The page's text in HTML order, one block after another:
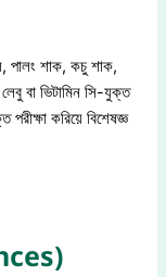
পালং শাক, কচু শাক,
বা ভিটামিন সি-যুক্ত
করিয়ে বিশেষজ্ঞ